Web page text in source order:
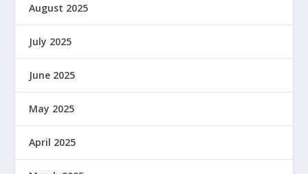
August 2025
July 2025
June 2025
May 2025
April 2025